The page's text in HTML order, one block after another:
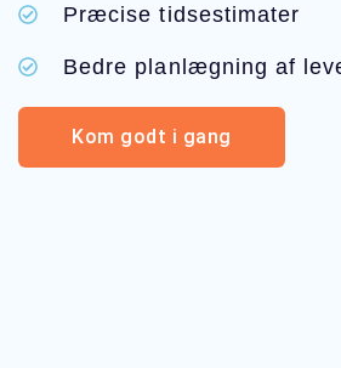
Præcise tidsestimater
Bedre planlægning af
Kom godt i gang